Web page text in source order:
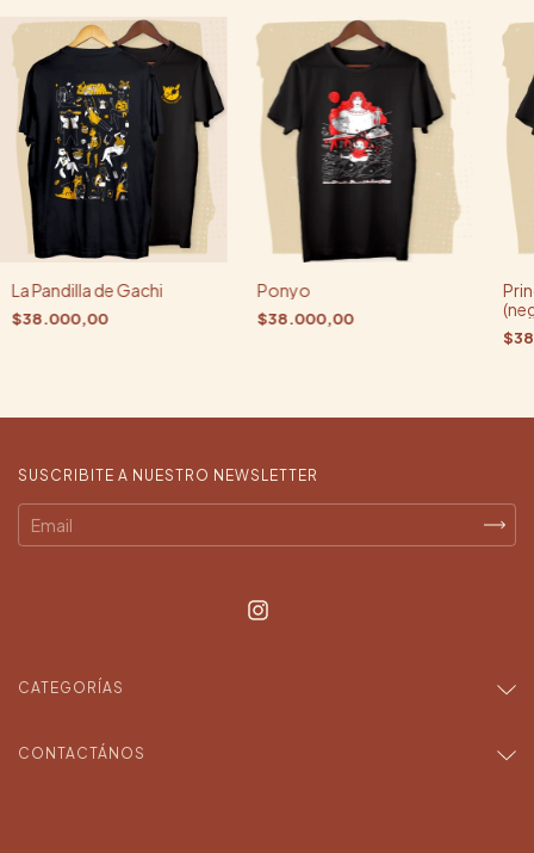
La Pandilla de Gachi
$38.000,00
Ponyo
$38.000,00
SUSCRIBITE A NUESTRO NEWSLETTER
CATEGORÍAS
CONTACTÁNOS